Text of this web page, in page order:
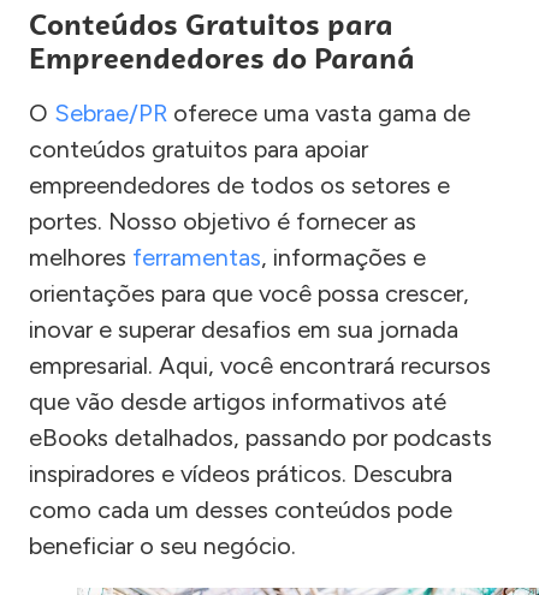
Conteúdos Gratuitos para
Empreendedores do Paraná
O Sebrae/PR oferece uma vasta gama de
conteúdos gratuitos para apoiar
empreendedores de todos os setores e
portes. Nosso objetivo é fornecer as
melhores ferramentas, informações e
orientações para que você possa crescer,
inovar e superar desafios em sua jornada
empresarial. Aqui, você encontrará recursos
que vão desde artigos informativos até
eBooks detalhados, passando por podcasts
inspiradores e vídeos práticos. Descubra
como cada um desses conteúdos pode
beneficiar o seu negócio.